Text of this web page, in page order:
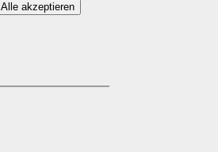
Alle akzeptieren